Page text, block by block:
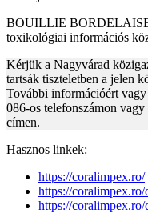
BOUILLIE
toxikológiai információs
Kérjük a Nagyvárad
tartsák tiszteletben a jelen
További információért
086-os telefonszámon
címen.
Hasznos linkek:
https://coralimpex.ro/
https://coralimpex.ro/
https://coralimpex.ro/